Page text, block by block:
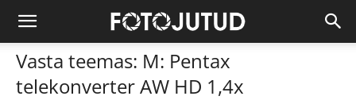
Vasta teemas: M: Pentax
telekonverter AW HD 1,4x